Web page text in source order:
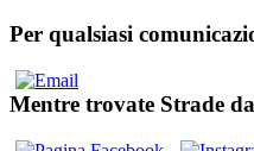
Per qualsiasi
Mentre trovate Strade